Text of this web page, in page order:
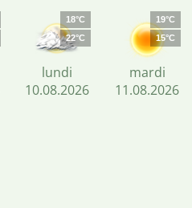
18°C
22°C
lundi
10.08.2026
19°C
15°C
mardi
11.08.2026